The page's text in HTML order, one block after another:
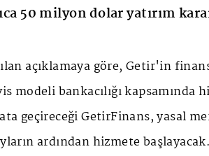
50 milyon dolar yatırım
açıklamaya göre, Getir'in
modeli bankacılığı kapsamında
geçireceği GetirFinans, yasal
ardından hizmete